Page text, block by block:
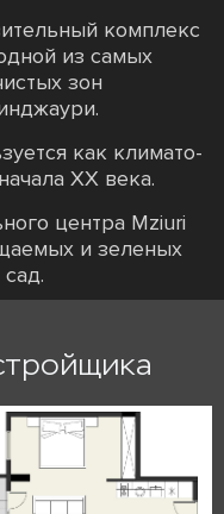
комплекс
из самых
зон
как климато-
XX века.
центра Mziuri
и зеленых